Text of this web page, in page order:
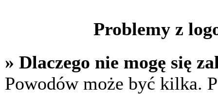
Problemy z
» Dlaczego nie mogę się
Powodów może być kilka.